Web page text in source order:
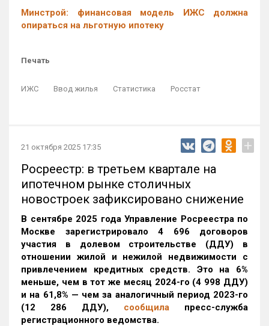
Минстрой: финансовая модель ИЖС должна
опираться на льготную ипотеку
Печать
ИЖС Ввод жилья Статистика Росстат
21 октября 2025 17:35 +
Росреестр: в третьем квартале на
ипотечном рынке столичных
новостроек зафиксировано снижение
В сентябре 2025 года Управление Росреестра по
Москве зарегистрировало 4 696 договоров
участия в долевом строительстве (ДДУ) в
отношении жилой и нежилой недвижимости с
привлечением кредитных средств. Это на 6%
меньше, чем в тот же месяц 2024-го (4 998 ДДУ)
и на 61,8% — чем за аналогичный период 2023-го
(12 286 ДДУ), сообщила пресс-служба
регистрационного ведомства.